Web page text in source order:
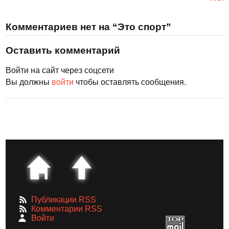
Комментариев нет на “Это спорт”
Оставить комментарий
Войти на сайт через соцсети
Вы должны войти чтобы оставлять сообщения.
Публикации RSS
Комментарии RSS
Войти